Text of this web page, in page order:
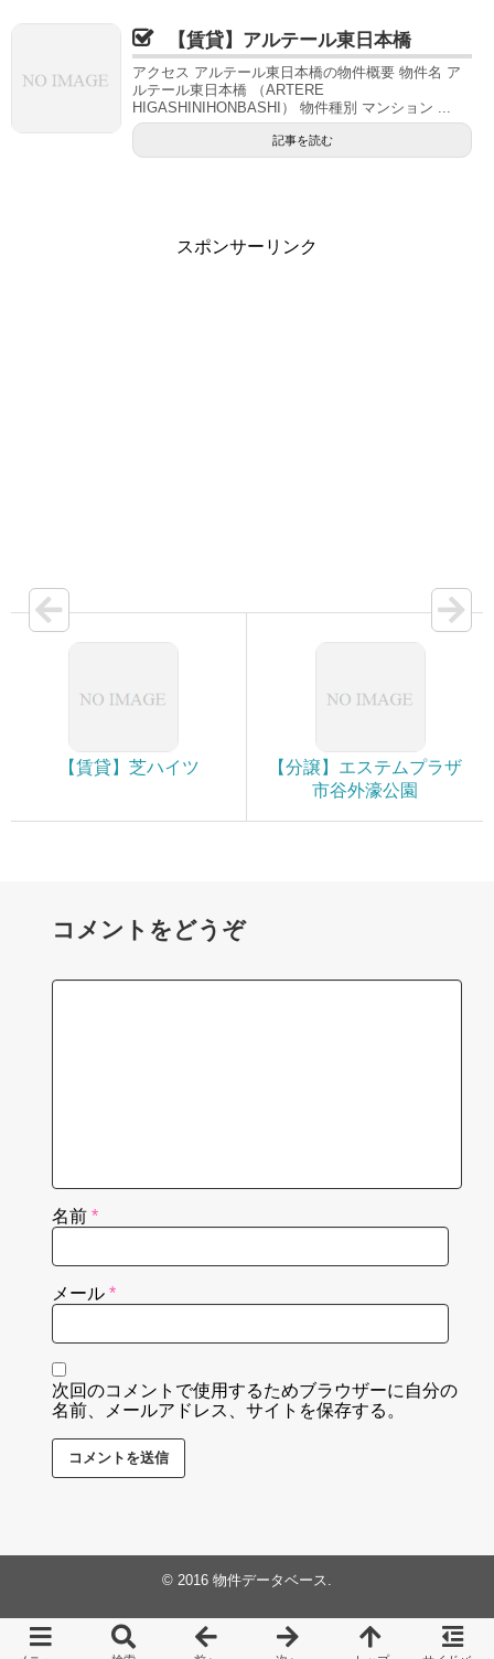
【賃貸】アルテール東日本橋
アクセス アルテール東日本橋の物件概要 物件名 ア
ルテール東日本橋 （ARTERE
HIGASHINIHONBASHI） 物件種別 マンション ...
記事を読む
スポンサーリンク
【賃貸】芝ハイツ
【分譲】エステムプラザ
市谷外濠公園
コメントをどうぞ
名前 *
メール *
次回のコメントで使用するためブラウザーに自分の
名前、メールアドレス、サイトを保存する。
© 2016 物件データベース